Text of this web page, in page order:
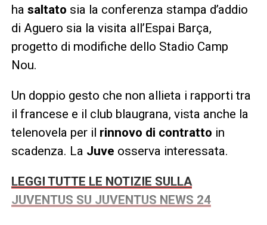
ha saltato sia la conferenza stampa d’addio
di Aguero sia la visita all’Espai Barça,
progetto di modifiche dello Stadio Camp
Nou.
Un doppio gesto che non allieta i rapporti tra
il francese e il club blaugrana, vista anche la
telenovela per il rinnovo di contratto in
scadenza. La Juve osserva interessata.
LEGGI TUTTE LE NOTIZIE SULLA
JUVENTUS SU JUVENTUS NEWS 24